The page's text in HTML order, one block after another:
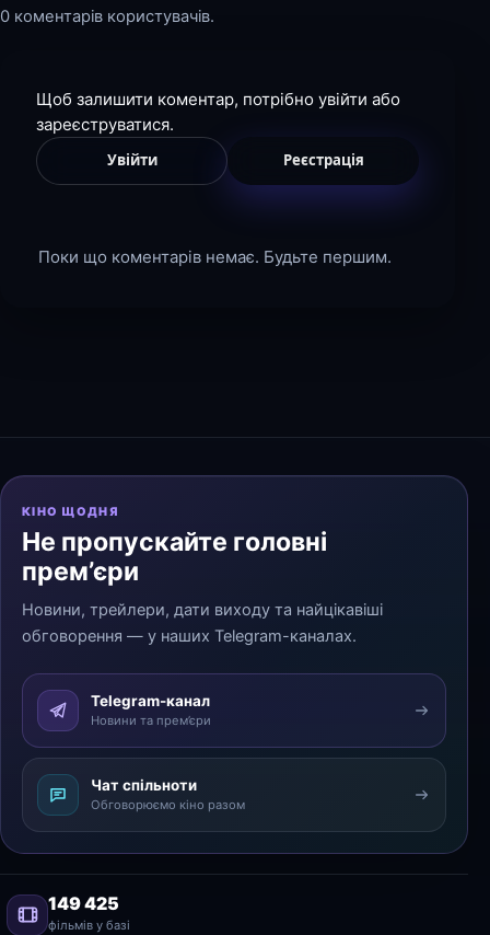
0 коментарів користувачів.
Щоб залишити коментар, потрібно увійти або
зареєструватися.
Увійти Реєстрація
Поки що коментарів немає. Будьте першим.
КІНО ЩОДНЯ
Не пропускайте головні
прем’єри
Новини, трейлери, дати виходу та найцікавіші
обговорення — у наших Telegram-каналах.
Telegram-канал
Новини та прем’єри
Чат спільноти
Обговорюємо кіно разом
149 425
фільмів у базі